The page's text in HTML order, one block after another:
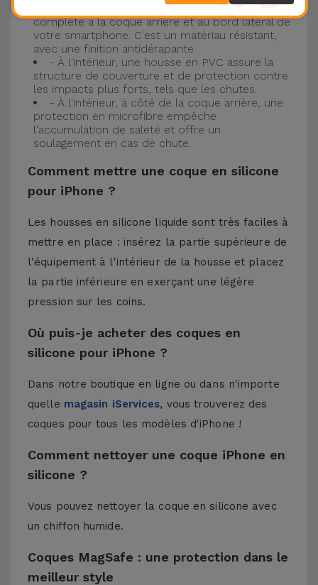
donne de la couleur et une couverture
complète à la coque arrière et au bord latéral de
votre smartphone. C'est un matériau résistant,
avec une finition antidérapante.
- À l'intérieur, une housse en PVC assure la
structure de couverture et de protection contre
les impacts plus forts, tels que les chutes.
- À l'intérieur, à côté de la coque arrière, une
protection en microfibre empêche
l'accumulation de saleté et offre un
soulagement en cas de chute.
Comment mettre une coque en silicone
pour iPhone ?
Les housses en silicone liquide sont très faciles à
mettre en place : insérez la partie supérieure de
l'équipement à l'intérieur de la housse et placez
la partie inférieure en exerçant une légère
pression sur les coins.
Où puis-je acheter des coques en
silicone pour iPhone ?
Dans notre boutique en ligne ou dans n'importe
quelle magasin iServices, vous trouverez des
coques pour tous les modèles d'iPhone !
Comment nettoyer une coque iPhone en
silicone ?
Vous pouvez nettoyer la coque en silicone avec
un chiffon humide.
Coques MagSafe : une protection dans le
meilleur style